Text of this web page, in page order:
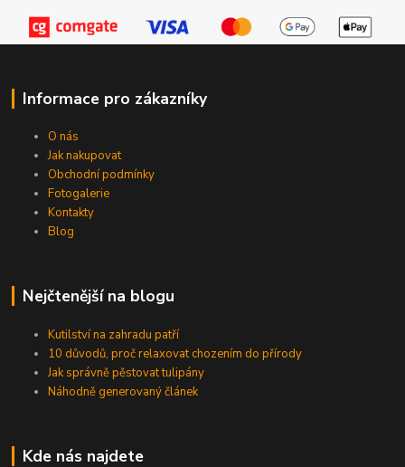
Informace pro zákazníky
O nás
Jak nakupovat
Obchodní podmínky
Fotogalerie
Kontakty
Blog
Nejčtenější na blogu
Kutilství na zahradu patří
10 důvodů, proč relaxovat chozením do přírody
Jak správně pěstovat tulipány
Náhodně generovaný článek
Kde nás najdete